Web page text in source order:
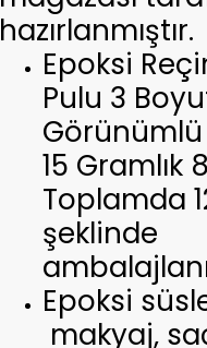
hazırlanmıştır.
Epoksi
Pulu 3
15 Gramlık
Toplamda
şeklinde
Epoksi
makyaj,